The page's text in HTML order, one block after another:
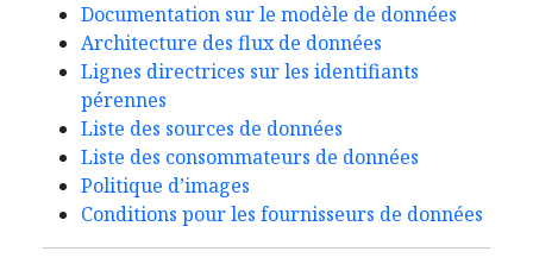
Documentation sur le modèle de données
Architecture des flux de données
Lignes directrices sur les identifiants
pérennes
Liste des sources de données
Liste des consommateurs de données
Politique d’images
Conditions pour les fournisseurs de données